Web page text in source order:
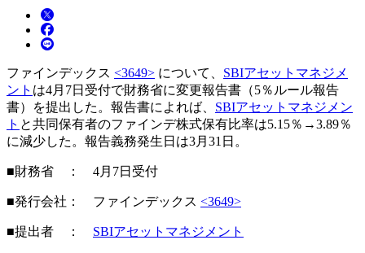
ファインデックス <3649> について、 SBIアセットマネジメ
ント は4月7日受付で財務省に変更報告書（5％ルール報告
書）を提出した。報告書によれば、 SBIアセットマネジメン
ト と共同保有者のファインデ株式保有比率は5.15％→3.89％
に減少した。報告義務発生日は3月31日。
■財務省 ： 4月7日受付
■発行会社： ファインデックス <3649>
■提出者 ： SBIアセットマネジメント